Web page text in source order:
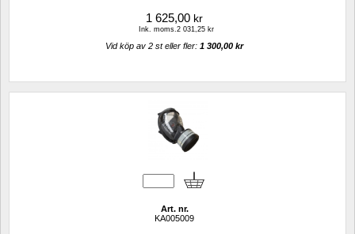
1 625,00 kr
Ink. moms.2 031,25 kr
Vid köp av 2 st eller fler: 1 300,00 kr
Art. nr.
KA005009